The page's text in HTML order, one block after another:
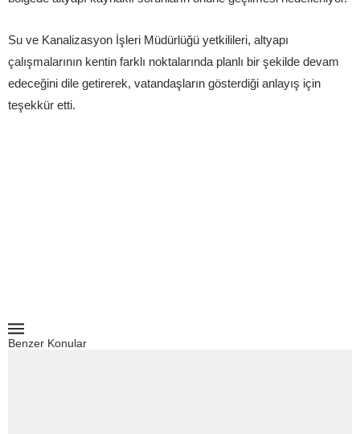
Su ve Kanalizasyon İşleri Müdürlüğü yetkilileri, altyapı
çalışmalarının kentin farklı noktalarında planlı bir şekilde devam
edeceğini dile getirerek, vatandaşların gösterdiği anlayış için
teşekkür etti.
Benzer Konular